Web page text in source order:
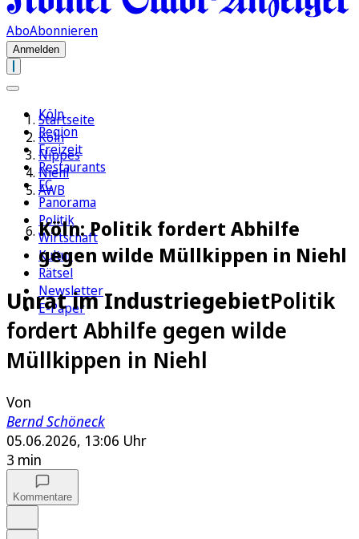
AboAbonnieren
Anmelden
Köln
Region
Freizeit
Restaurants
FC
Panorama
Politik
Wirtschaft
Kultur
Rätsel
Newsletter
E-Paper
Startseite
Köln
Nippes
Niehl
AWB
Köln: Politik fordert Abhilfe
gegen wilde Müllkippen in Niehl
Unrat im IndustriegebietPolitik
fordert Abhilfe gegen wilde
Müllkippen in Niehl
Von
Bernd Schöneck
05.06.2026, 13:06 Uhr
3 min
Kommentare